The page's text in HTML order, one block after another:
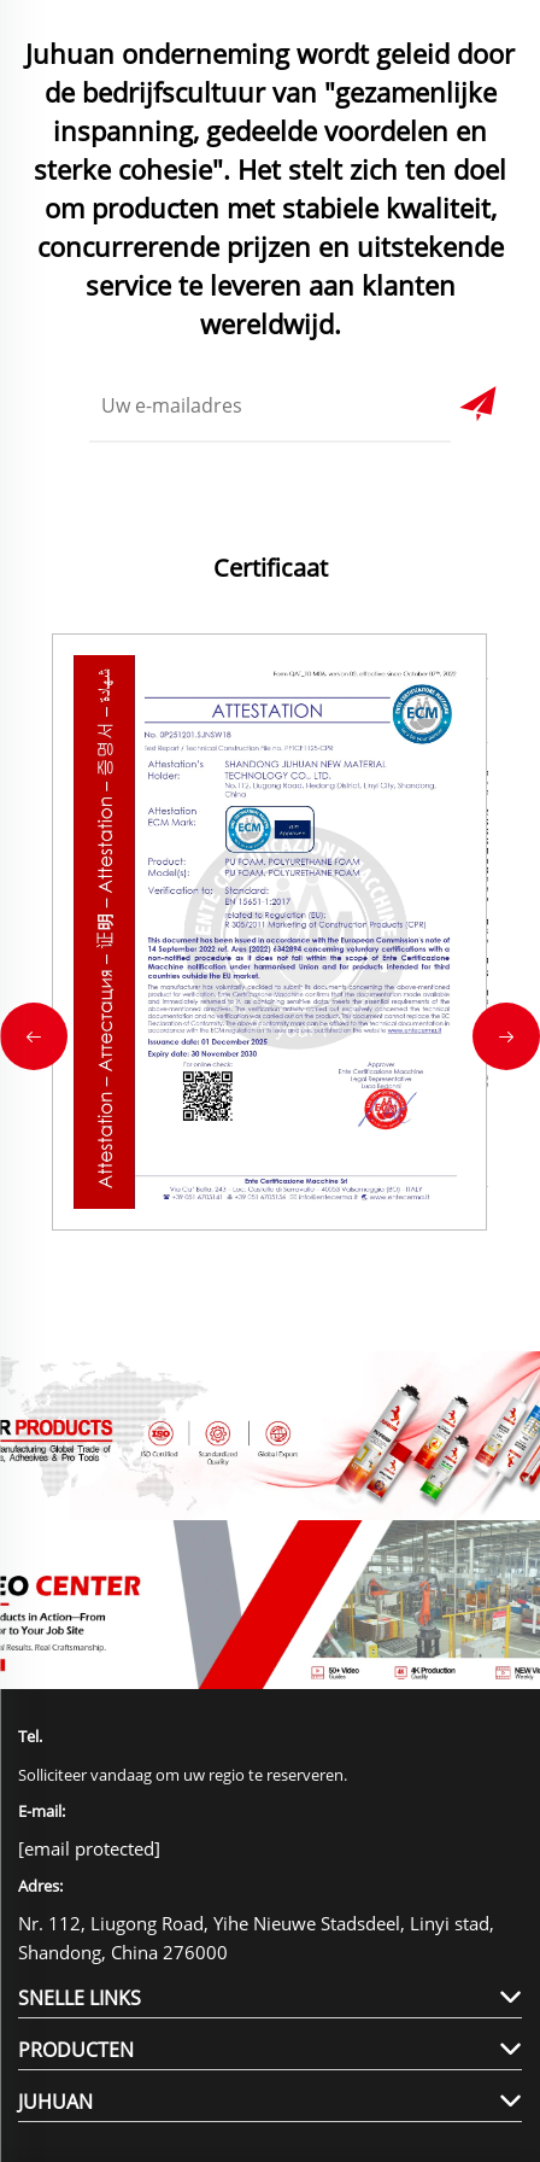
Juhuan onderneming wordt geleid door
de bedrijfscultuur van "gezamenlijke
inspanning, gedeelde voordelen en
sterke cohesie". Het stelt zich ten doel
om producten met stabiele kwaliteit,
concurrerende prijzen en uitstekende
service te leveren aan klanten
wereldwijd.
Certificaat
Tel.
Solliciteer vandaag om uw regio te reserveren.
E-mail:
[email protected]
Adres:
Nr. 112, Liugong Road, Yihe Nieuwe Stadsdeel, Linyi stad,
Shandong, China 276000
SNELLE LINKS
PRODUCTEN
JUHUAN